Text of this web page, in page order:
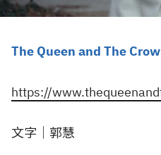
The Queen and The
https://
文字｜郭慧